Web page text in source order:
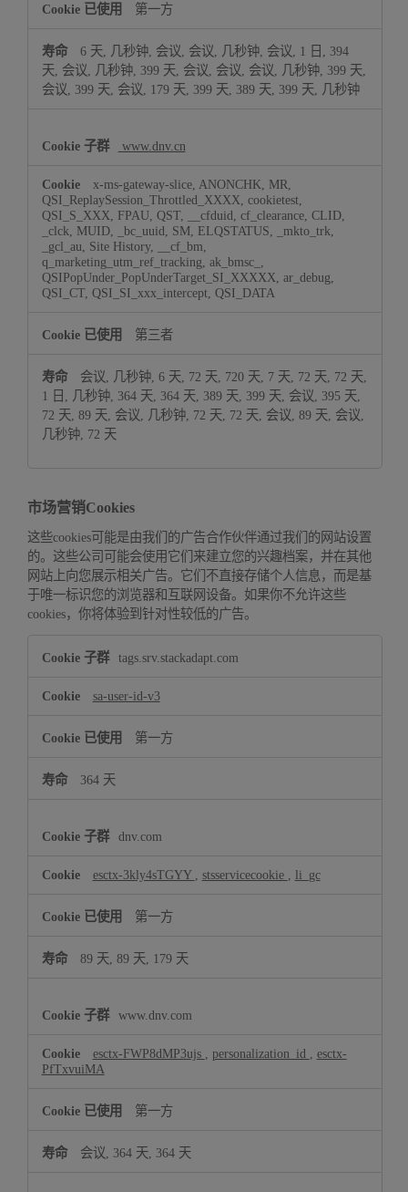
第一方
6 天, 几秒钟, 会议, 会议, 几秒钟, 会议, 1 日, 394
天, 会议, 几秒钟, 399 天, 会议, 会议, 会议, 几秒钟, 399 天,
会议, 399 天, 会议, 179 天, 399 天, 389 天, 399 天, 几秒钟
www.dnv.cn
x-ms-gateway-slice, ANONCHK, MR,
QSI_ReplaySession_Throttled_XXXX, cookietest,
QSI_S_XXX, FPAU, QST, __cfduid, cf_clearance, CLID,
_clck, MUID, _bc_uuid, SM, ELQSTATUS, _mkto_trk,
_gcl_au, Site History, __cf_bm,
q_marketing_utm_ref_tracking, ak_bmsc_,
QSIPopUnder_PopUnderTarget_SI_XXXXX, ar_debug,
QSI_CT, QSI_SI_xxx_intercept, QSI_DATA
第三者
会议, 几秒钟, 6 天, 72 天, 720 天, 7 天, 72 天, 72 天,
1 日, 几秒钟, 364 天, 364 天, 389 天, 399 天, 会议, 395 天,
72 天, 89 天, 会议, 几秒钟, 72 天, 72 天, 会议, 89 天, 会议,
几秒钟, 72 天
市场营销Cookies
这些cookies可能是由我们的广告合作伙伴通过我们的网站设置
的。这些公司可能会使用它们来建立您的兴趣档案，并在其他
网站上向您展示相关广告。它们不直接存储个人信息，而是基
于唯一标识您的浏览器和互联网设备。如果你不允许这些
cookies，你将体验到针对性较低的广告。
Cookies
tags.srv.stackadapt.com
sa-user-id-v3
第一方
364 天
dnv.com
esctx-3kly4sTGYY stsservicecookie li_gc
第一方
89 天, 89 天, 179 天
www.dnv.com
esctx-FWP8dMP3ujs personalization_id
esctx-
PfTxvuiMA
第一方
会议, 364 天, 364 天